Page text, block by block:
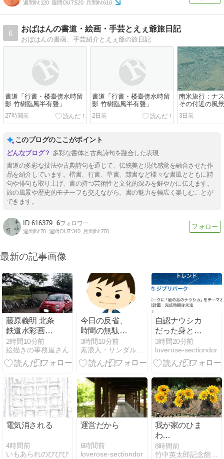
週間IN:120 週間OUT:520 月間IN:610
6
おばはんの書道・絵画・手芸とえぇ爺旅日記
おばはんの書画、手芸紹介とえぇ爺の旅日記
書道「行書・楼臺傍水時留
影 竹樹臨風半有聲」
27時間前
書道「行書・楼臺傍水時留
影 竹樹臨風半有聲」
2日前
南米旅行：ナ
その付近の風景
3日前
このブログのここがポイント
多彩な書体と古典詩句を融合した表現
書道の多彩な技法や古典詩句を通じて、伝統美と現代感覚を融合させた作
品を紹介しています。楷書、行書、草書、隷書など様々な書風とともに詩
句や俳句も取り上げ、書の持つ芸術性と文化的深みを鮮やかに伝えます。
旅の風景や歴史的モチーフも交えながら、書の魅力を幅広く楽しむことが
できます。
616379 6
週間IN:70 週間OUT:340 月間IN:270
最新の記事画像
藤原義明 北条
鉄道水彩画展
／北条鉄道 播
磨横田駅ギャ
ラリー
2時間10分前
絵描きの事務屋さん
今日の反省、
時間の無駄は
しなかった。
3時間10分前
素浪人・サンダルニャーゴの日々。
自認ナウシカ
だった身とし
ては
3時間20分前
loverose-sectiondor
電気消される
4時間前
いもあられのびびび
運営だから
6時間前
loverose-sectiondor
我が家のひま
わ
り・・・・・
8時間前
竹中英太郎記念館 館長日記